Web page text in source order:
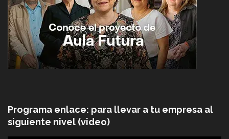
Programa enlace: para llevar a tu empresa al
siguiente nivel (video)